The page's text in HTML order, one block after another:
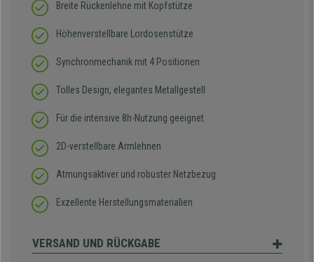
Breite Rückenlehne mit Kopfstütze
Höhenverstellbare Lordosenstütze
Synchronmechanik mit 4 Positionen
Tolles Design, elegantes Metallgestell
Für die intensive 8h-Nutzung geeignet
2D-verstellbare Armlehnen
Atmungsaktiver und robuster Netzbezug
Exzellente Herstellungsmaterialien
VERSAND UND RÜCKGABE